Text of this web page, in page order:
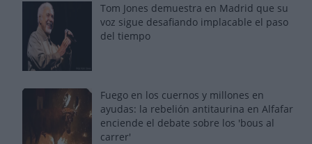
Tom Jones demuestra en Madrid que su
voz sigue desafiando implacable el paso
del tiempo
Fuego en los cuernos y millones en
ayudas: la rebelión antitaurina en Alfafar
enciende el debate sobre los 'bous al
carrer'